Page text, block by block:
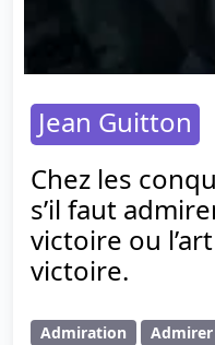
Jean Guitton
Chez les
s’il faut
victoire ou
victoire.
Admiration Admirer